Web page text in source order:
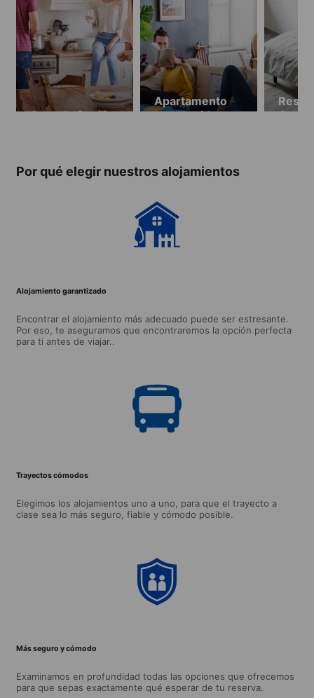
Casa de familia
Apartamento
compartido
Oca
Por qué elegir nuestros alojamientos
Alojamiento garantizado
Encontrar el alojamiento más adecuado puede ser estresante.
Por eso, te aseguramos que encontraremos la opción perfecta
para ti antes de viajar..
Trayectos cómodos
Elegimos los alojamientos uno a uno, para que el trayecto a
clase sea lo más seguro, fiable y cómodo posible.
Más seguro y cómodo
Examinamos en profundidad todas las opciones que ofrecemos
para que sepas exactamente qué esperar de tu reserva.